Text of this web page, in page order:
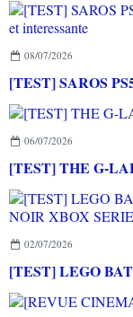
08/07/2026
06/07/2026
[TEST] THE G-
02/07/2026